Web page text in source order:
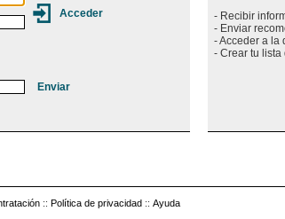
- Recibir
- Enviar
- Acceder a la
:: Política de privacidad :: Ayuda